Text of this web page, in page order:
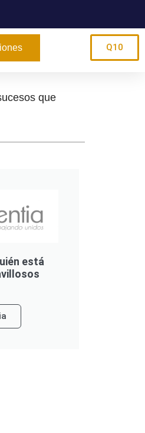
Q10
que
está